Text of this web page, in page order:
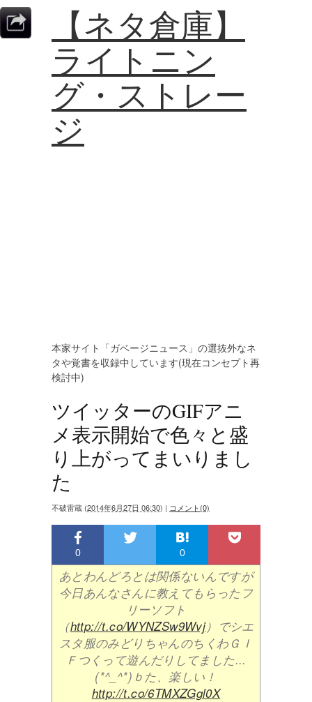
【ネタ倉庫】
ライトニン
グ・ストレー
ジ
本家サイト「ガベージニュース」の選抜外なネ
タや覚書を収録中しています(現在コンセプト再
検討中)
ツイッターのGIFアニ
メ表示開始で色々と盛
り上がってまいりまし
た
不破雷蔵 (2014年6月27日 06:30) | コメント(0)
0 0
あとわんどろとは関係ないんですが
今日あんなさんに教えてもらったフ
リーソフト
（http://t.co/WYNZSw9Wvj）でシエ
スタ服のみどりちゃんのちくわＧＩ
Ｆつくって遊んだりしてました...
(*^_^*)ｂた、楽しい！
http://t.co/6TMXZGgl0X